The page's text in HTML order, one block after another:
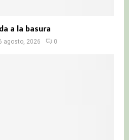
a la basura
agosto, 2026 0